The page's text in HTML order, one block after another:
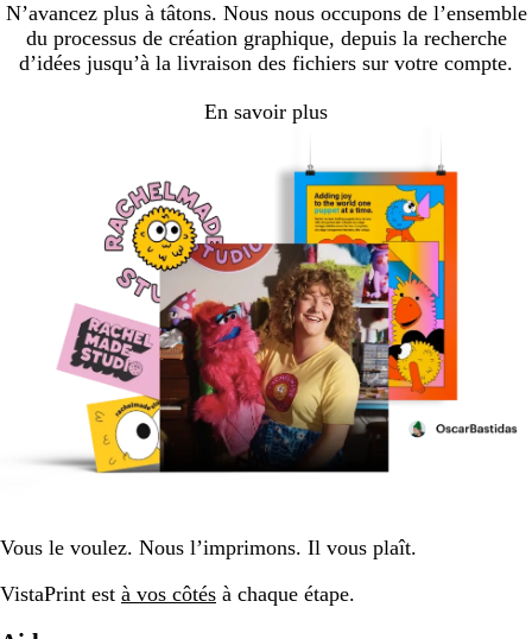
N’avancez plus à tâtons. Nous nous occupons de l’ensemble
du processus de création graphique, depuis la recherche
d’idées jusqu’à la livraison des fichiers sur votre compte.
En savoir plus
Vous le voulez. Nous l’imprimons. Il vous plaît.
VistaPrint est à vos côtés à chaque étape.